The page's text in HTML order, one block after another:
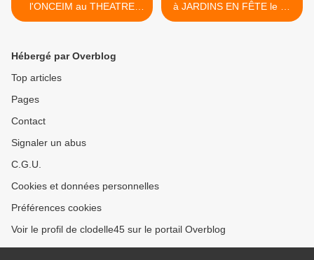
l'ONCEIM au THEATRE
D'ORLEANS dans le cadre
à JARDINS EN FÊTE le 11
septembre 2016 Mareau
Hébergé par Overblog
Top articles
Pages
Contact
Signaler un abus
C.G.U.
Cookies et données personnelles
Préférences cookies
Voir le profil de clodelle45 sur le portail Overblog